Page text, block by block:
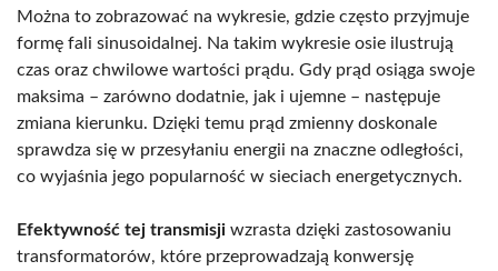
Można to zobrazować na wykresie, gdzie często przyjmuje
formę fali sinusoidalnej. Na takim wykresie osie ilustrują
czas oraz chwilowe wartości prądu. Gdy prąd osiąga swoje
maksima – zarówno dodatnie, jak i ujemne – następuje
zmiana kierunku. Dzięki temu prąd zmienny doskonale
sprawdza się w przesyłaniu energii na znaczne odległości,
co wyjaśnia jego popularność w sieciach energetycznych.
Efektywność tej transmisji wzrasta dzięki zastosowaniu
transformatorów, które przeprowadzają konwersję